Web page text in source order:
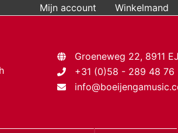
Mijn account Winkelmand
Groeneweg 22, 8911
+31 (0)58 - 289 48 76